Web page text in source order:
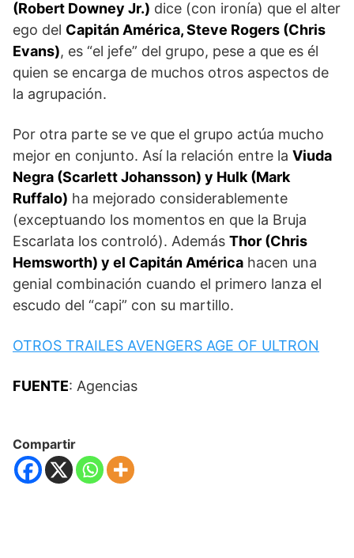
(Robert Downey Jr.) dice (con ironía) que el alter
ego del Capitán América, Steve Rogers (Chris
Evans), es “el jefe” del grupo, pese a que es él
quien se encarga de muchos otros aspectos de
la agrupación.
Por otra parte se ve que el grupo actúa mucho
mejor en conjunto. Así la relación entre la Viuda
Negra (Scarlett Johansson) y Hulk (Mark
Ruffalo) ha mejorado considerablemente
(exceptuando los momentos en que la Bruja
Escarlata los controló). Además Thor (Chris
Hemsworth) y el Capitán América hacen una
genial combinación cuando el primero lanza el
escudo del “capi” con su martillo.
OTROS TRAILES AVENGERS AGE OF ULTRON
FUENTE: Agencias
Compartir